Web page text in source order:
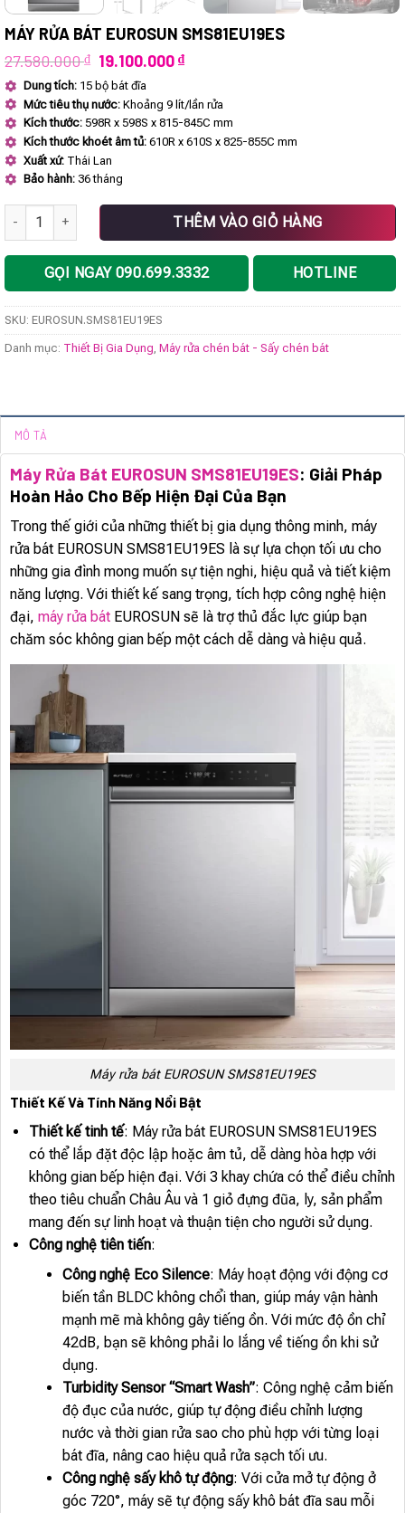
MÁY RỬA BÁT EUROSUN SMS81EU19ES
27.580.000₫ Giá
gốc
là:
27.580.000 ₫.
19.100.000₫Giá
là:
19.100.000 ₫.
Dung tích: 15 bộ bát đĩa
Mức tiêu thụ nước: Khoảng 9 lít/lần rửa
Kích thước: 598R x 598S x 815-845C mm
Kích thước khoét âm tủ: 610R x 610S x 825-855C mm
Xuất xứ: Thái Lan
Bảo hành: 36 tháng
Máy rửa bát EUROSUN SMS81EU19ES số lượng
THÊM VÀO GIỎ HÀNG
GỌI NGAY 090.699.3332 HOTLINE
SKU: EUROSUN.SMS81EU19ES
Danh mục: Thiết Bị Gia Dụng Máy rửa chén bát - Sấy chén bát
MÔ TẢ
Máy Rửa Bát EUROSUN SMS81EU19ES: Giải Pháp
Hoàn Hảo Cho Bếp Hiện Đại Của Bạn
Trong thế giới của những thiết bị gia dụng thông minh, máy
rửa bát EUROSUN SMS81EU19ES là sự lựa chọn tối ưu cho
những gia đình mong muốn sự tiện nghi, hiệu quả và tiết kiệm
năng lượng. Với thiết kế sang trọng, tích hợp công nghệ hiện
đại, máy rửa bát EUROSUN sẽ là trợ thủ đắc lực giúp bạn
chăm sóc không gian bếp một cách dễ dàng và hiệu quả.
Máy rửa bát EUROSUN SMS81EU19ES
Thiết Kế Và Tính Năng Nổi Bật
Thiết kế tinh tế: Máy rửa bát EUROSUN SMS81EU19ES
có thể lắp đặt độc lập hoặc âm tủ, dễ dàng hòa hợp với
không gian bếp hiện đại. Với 3 khay chứa có thể điều chỉnh
theo tiêu chuẩn Châu Âu và 1 giỏ đựng đũa, ly, sản phẩm
mang đến sự linh hoạt và thuận tiện cho người sử dụng.
Công nghệ tiên tiến:
Công nghệ Eco Silence: Máy hoạt động với động cơ
biến tần BLDC không chổi than, giúp máy vận hành
mạnh mẽ mà không gây tiếng ồn. Với mức độ ồn chỉ
42dB, bạn sẽ không phải lo lắng về tiếng ồn khi sử
dụng.
Turbidity Sensor “Smart Wash”: Công nghệ cảm biến
độ đục của nước, giúp tự động điều chỉnh lượng
nước và thời gian rửa sao cho phù hợp với từng loại
bát đĩa, nâng cao hiệu quả rửa sạch tối ưu.
Công nghệ sấy khô tự động: Với cửa mở tự động ở
góc 720°, máy sẽ tự động sấy khô bát đĩa sau mỗi